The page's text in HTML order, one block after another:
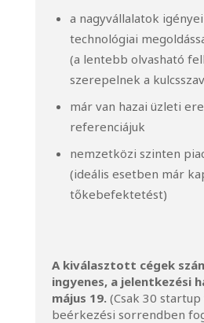
a nagyvállalatok
technológiai
(a lentebb olvasható
szerepelnek a
már van hazai üzleti
referenciájuk
nemzetközi szinten
(ideális esetben már
tőkebefektetést)
A kiválasztott cégek
ingyenes, a jelentkezési
május 19. (Csak 30
beérkezési sorrendben